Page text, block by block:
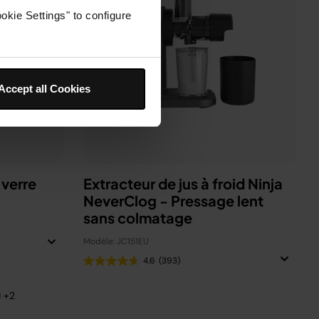
Settings" to configure
all Cookies
+2
Extracteur de jus à froid Ninja
NeverClog - Pressage lent
sans colmatage
Modèle: JC151EU
4.6 (393)